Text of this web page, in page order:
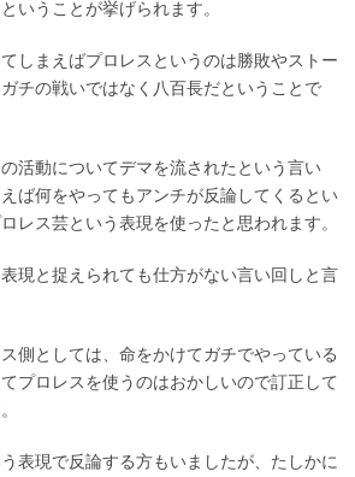
いうことが挙げられます。
しまえばプロレスというのは勝敗やストー
チの戦いではなく八百長だということで
活動についてデマを流されたという言い
ば何をやってもアンチが反論してくるとい
レス芸という表現を使ったと思われます。
現と捉えられても仕方がない言い回しと言
側としては、命をかけてガチでやっている
プロレスを使うのはおかしいので訂正して
表現で反論する方もいましたが、たしかに